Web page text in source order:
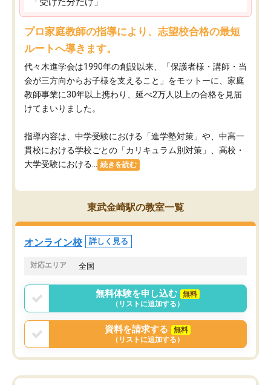
プロ家庭教師の指導により、志望校合格の最短
ルートへ導きます。
代々木進学会は1990年の創設以来、「保護者様・講師・当
会が三方向からお子様を支えること」をモットーに、家庭
教師事業に30年以上携わり、延べ2万人以上の合格を見届
けてまいりました。
指導内容は、中学受験における「進学塾対策」や、中高一
貫校における学校ごとの「カリキュラム別対策」、高校・
大学受験における...
続きを読む
東武金崎駅の教室一覧
オンライン校 詳しく見る
対応エリア 全国
無料体験を申し込む
無料
（リストに追加する）
資料を請求する
無料
（リストに追加する）